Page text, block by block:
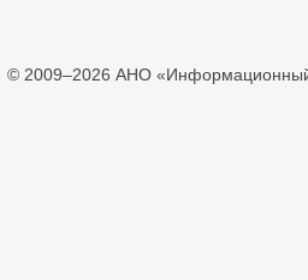
© 2009–2026 АНО «Информационный